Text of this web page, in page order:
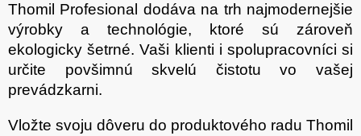
Thomil Profesional dodáva na trh najmodernejšie
výrobky a technológie, ktoré sú zároveň
ekologicky šetrné. Vaši klienti i spolupracovníci si
určite povšimnú skvelú čistotu vo vašej
prevádzkarni.
Vložte svoju dôveru do produktového radu Thomil